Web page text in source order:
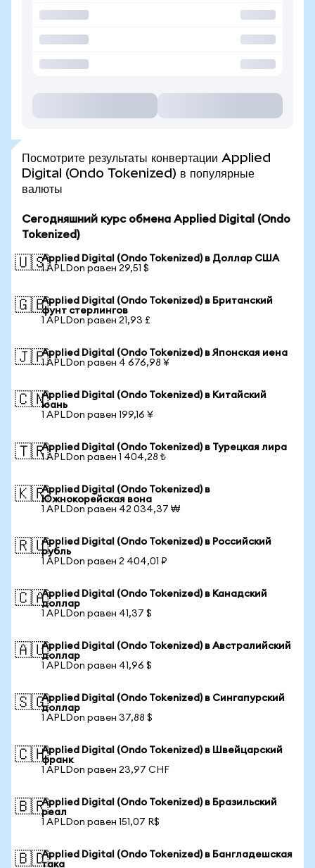
Посмотрите результаты конвертации Applied
Digital (Ondo Tokenized) в популярные
валюты
Сегодняшний курс обмена Applied Digital (Ondo
Tokenized)
🇺🇸Applied Digital (Ondo Tokenized) в Доллар США
1 APLDon равен 29,51 $
🇬🇧Applied Digital (Ondo Tokenized) в Британский
фунт стерлингов
1 APLDon равен 21,93 £
🇯🇵Applied Digital (Ondo Tokenized) в Японская иена
1 APLDon равен 4 676,98 ¥
🇨🇳Applied Digital (Ondo Tokenized) в Китайский
юань
1 APLDon равен 199,16 ¥
🇹🇷Applied Digital (Ondo Tokenized) в Турецкая лира
1 APLDon равен 1 404,28 ₺
🇰🇷Applied Digital (Ondo Tokenized) в
Южнокорейская вона
1 APLDon равен 42 034,37 ₩
🇷🇺Applied Digital (Ondo Tokenized) в Российский
рубль
1 APLDon равен 2 404,01 ₽
🇨🇦Applied Digital (Ondo Tokenized) в Канадский
доллар
1 APLDon равен 41,37 $
🇦🇺Applied Digital (Ondo Tokenized) в Австралийский
доллар
1 APLDon равен 41,96 $
🇸🇬Applied Digital (Ondo Tokenized) в Сингапурский
доллар
1 APLDon равен 37,88 $
🇨🇭Applied Digital (Ondo Tokenized) в Швейцарский
франк
1 APLDon равен 23,97 CHF
🇧🇷Applied Digital (Ondo Tokenized) в Бразильский
реал
1 APLDon равен 151,07 R$
🇧🇩Applied Digital (Ondo Tokenized) в Бангладешская
така